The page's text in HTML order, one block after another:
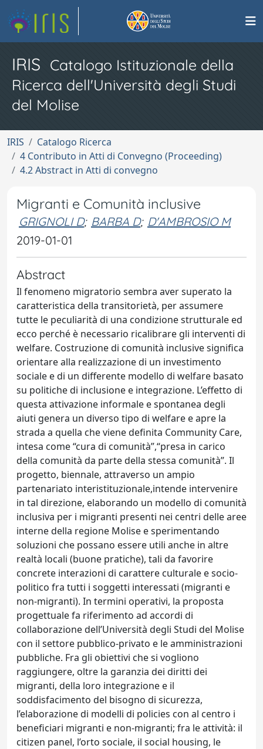
IRIS Catalogo Istituzionale della
Ricerca dell'Università degli Studi
del Molise
IRIS
Catalogo Ricerca
4 Contributo in Atti di Convegno (Proceeding)
4.2 Abstract in Atti di convegno
Migranti e Comunità inclusive
GRIGNOLI D; BARBA D; D'AMBROSIO M
2019-01-01
Abstract
Il fenomeno migratorio sembra aver superato la
caratteristica della transitorietà, per assumere
tutte le peculiarità di una condizione strutturale ed
ecco perché è necessario ricalibrare gli interventi di
welfare. Costruzione di comunità inclusive significa
orientare alla realizzazione di un investimento
sociale e di un differente modello di welfare basato
su politiche di inclusione e integrazione. L’effetto di
questa attivazione informale e spontanea degli
aiuti genera un diverso tipo di welfare e apre la
strada a quella che viene definita Community Care,
intesa come “cura di comunità”,“presa in carico
della comunità da parte della stessa comunità”. Il
progetto, biennale, attraverso un ampio
partenariato interistituzionale,intende intervenire
in tal direzione, elaborando un modello di comunità
inclusiva per i migranti presenti nei centri delle aree
interne della regione Molise e sperimentando
soluzioni che possano essere utili anche in altre
realtà locali (buone pratiche), tali da favorire
concrete interazioni di carattere culturale e socio-
politico fra tutti i soggetti interessati (migranti e
non-migranti). In termini operativi, la proposta
progettuale fa riferimento ad accordi di
collaborazione dell’Università degli Studi del Molise
con il settore pubblico-privato e le amministrazioni
pubbliche. Fra gli obiettivi che si vogliono
raggiungere, oltre la garanzia dei diritti dei
migranti, della loro integrazione e il
soddisfacimento del bisogno di sicurezza,
l’elaborazione di modelli di policies con al centro i
beneficiari migranti e non-migranti; fra le attività: il
citizen panel, l’orto sociale, il social housing, le